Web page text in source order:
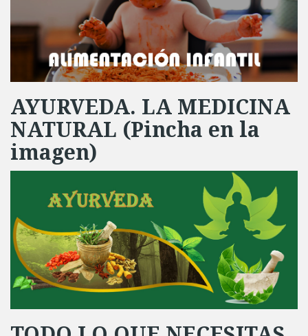
AYURVEDA. LA MEDICINA
NATURAL (Pincha en la
imagen)